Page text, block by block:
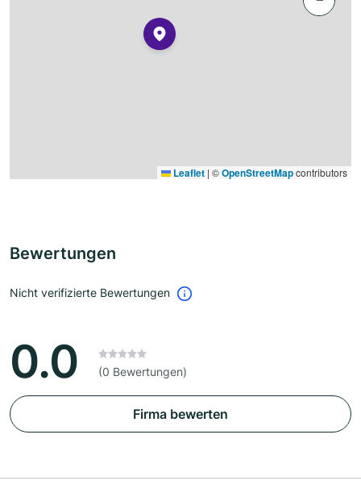
Leaflet | ©OpenStreetMapcontributors
Bewertungen
Nicht verifizierte Bewertungen
0.0 (0 Bewertungen)
Firma bewerten